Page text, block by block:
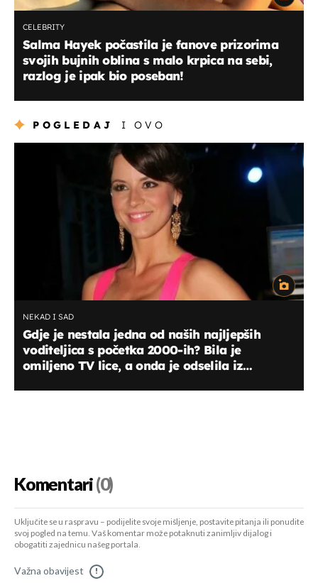
CELEBRITY
Salma Hayek počastila je fanove prizorima
svojih bujnih oblina s malo krpica na sebi,
razlog je ipak bio poseban!
POGLEDAJ I OVO
NEKAD I SAD
Gdje je nestala jedna od naših najljepših
voditeljica s početka 2000-ih? Bila je
omiljeno TV lice, a onda je odselila iz
Komentari(0)
Uključite se u raspravu – podijelite svoje mišljenje, postavite pitanja ili ponudite
svoj pogled na temu. Vaš komentar može potaknuti zanimljiv dijalog i
obogatiti zajednicu našeg portala.
Važna obavijest !